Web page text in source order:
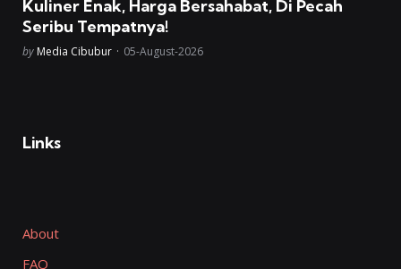
Kuliner Enak, Harga Bersahabat, Di Pecah
Seribu Tempatnya!
Posted
by Media Cibubur 05-August-2026
Links
About
FAQ